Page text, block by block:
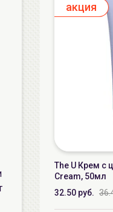
aкция
The U Крем с
Cream, 50мл
32.50 руб.